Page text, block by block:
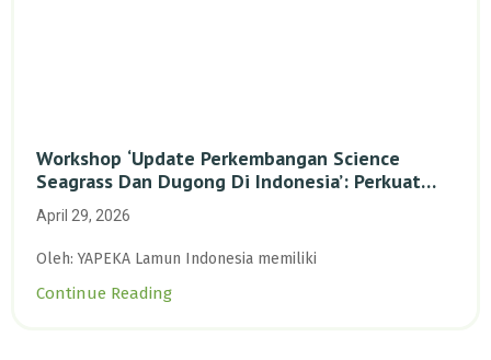
Workshop ‘Update Perkembangan Science
Seagrass Dan Dugong Di Indonesia’: Perkuat
Dasar Ilmiah Dan Kolaborasi Konservasi
April 29, 2026
Oleh: YAPEKA Lamun Indonesia memiliki
Continue Reading